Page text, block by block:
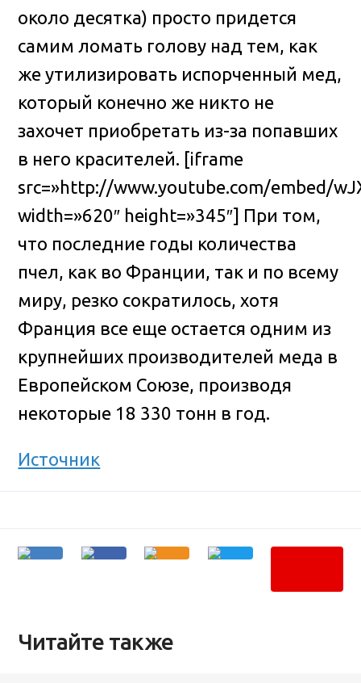
около десятка) просто придется
самим ломать голову над тем, как
же утилизировать испорченный мед,
который конечно же никто не
захочет приобретать из-за попавших
в него красителей. [iframe
src=»http://www.youtube.com/embed/
width=»620″ height=»345″] При том,
что последние годы количества
пчел, как во Франции, так и по всему
миру, резко сократилось, хотя
Франция все еще остается одним из
крупнейших производителей меда в
Европейском Союзе, производя
некоторые 18 330 тонн в год.
Источник
Читайте также